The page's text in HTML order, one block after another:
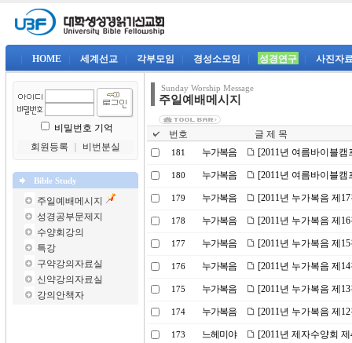
HOME 세계선교 각부모임 경성소모임 성경연구 사진자
비밀번호 기억
회원등록
비번분실
Bible Study
주일예배메시지
성경공부문제지
수양회강의
특강
구약강의자료실
신약강의자료실
강의안책자
Sunday Worship Message
주일예배메시지
번호 글 제 목
181 누가복음 [2011년 여름바이블
180 누가복음 [2011년 여름바이블
179 누가복음 [2011년 누가복음 제
178 누가복음 [2011년 누가복음 제
177 누가복음 [2011년 누가복음 제
176 누가복음 [2011년 누가복음 제
175 누가복음 [2011년 누가복음 제
174 누가복음 [2011년 누가복음 제
173 느헤미야 [2011년 제자수양회